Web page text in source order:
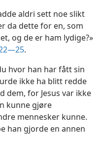
aldri sett noe slikt
da dette for en, som
og de er ham lydige?»
.
hvor han har fått sin
ikke ha blitt redde
dem, for Jesus var ikke
kunne gjøre
mennesker kunne.
han gjorde en annen